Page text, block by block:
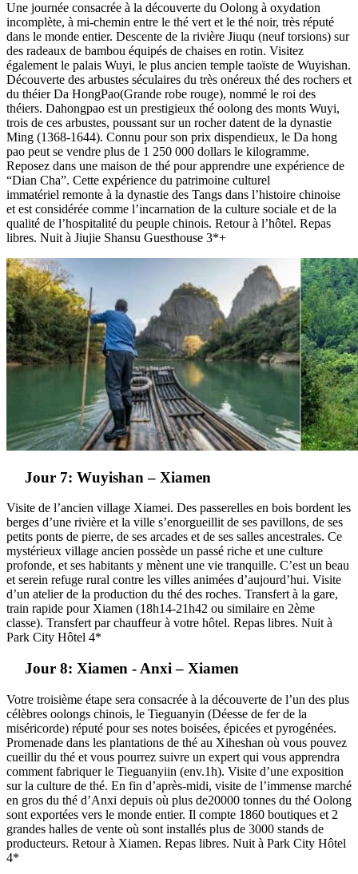
Une journée consacrée à la découverte du Oolong à oxydation
incomplète, à mi-chemin entre le thé vert et le thé noir, très réputé
dans le monde entier. Descente de la rivière Jiuqu (neuf torsions) sur
des radeaux de bambou équipés de chaises en rotin. Visitez
également le palais Wuyi, le plus ancien temple taoïste de Wuyishan.
Découverte des arbustes séculaires du très onéreux thé des rochers et
du théier Da HongPao(Grande robe rouge), nommé le roi des
théiers. Dahongpao est un prestigieux thé oolong des monts Wuyi,
trois de ces arbustes, poussant sur un rocher datent de la dynastie
Ming (1368-1644). Connu pour son prix dispendieux, le Da hong
pao peut se vendre plus de 1 250 000 dollars le kilogramme.
Reposez dans une maison de thé pour apprendre une expérience de
“Dian Cha”. Cette expérience du patrimoine culturel
immatériel remonte à la dynastie des Tangs dans l’histoire chinoise
et est considérée comme l’incarnation de la culture sociale et de la
qualité de l’hospitalité du peuple chinois. Retour à l’hôtel. Repas
libres. Nuit à Jiujie Shansu Guesthouse 3*+
Jour 7: Wuyishan – Xiamen
Visite de l’ancien village Xiamei. Des passerelles en bois bordent les
berges d’une rivière et la ville s’enorgueillit de ses pavillons, de ses
petits ponts de pierre, de ses arcades et de ses salles ancestrales. Ce
mystérieux village ancien possède un passé riche et une culture
profonde, et ses habitants y mènent une vie tranquille. C’est un beau
et serein refuge rural contre les villes animées d’aujourd’hui. Visite
d’un atelier de la production du thé des roches. Transfert à la gare,
train rapide pour Xiamen (18h14-21h42 ou similaire en 2ème
classe). Transfert par chauffeur à votre hôtel. Repas libres. Nuit à
Park City Hôtel 4*
Jour 8: Xiamen - Anxi – Xiamen
Votre troisième étape sera consacrée à la découverte de l’un des plus
célèbres oolongs chinois, le Tieguanyin (Déesse de fer de la
miséricorde) réputé pour ses notes boisées, épicées et pyrogénées.
Promenade dans les plantations de thé au Xiheshan où vous pouvez
cueillir du thé et vous pourrez suivre un expert qui vous apprendra
comment fabriquer le Tieguanyiin (env.1h). Visite d’une exposition
sur la culture de thé. En fin d’après-midi, visite de l’immense marché
en gros du thé d’Anxi depuis où plus de20000 tonnes du thé Oolong
sont exportées vers le monde entier. Il compte 1860 boutiques et 2
grandes halles de vente où sont installés plus de 3000 stands de
producteurs. Retour à Xiamen. Repas libres. Nuit à Park City Hôtel
4*